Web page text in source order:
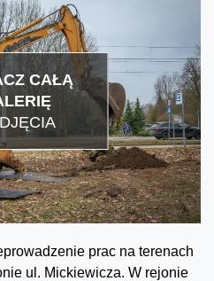
CAŁĄ
prac na terenach
ul. Mickiewicza. W rejonie